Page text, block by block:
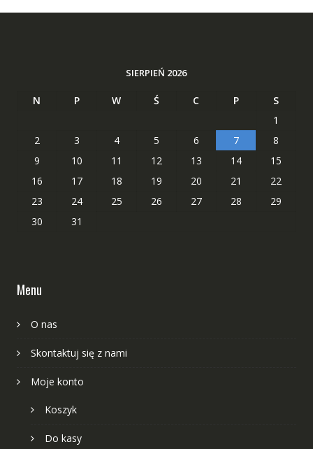
SIERPIEŃ 2026
N P W Ś C P
S
1
2
3 4 5 6 7
8
9
10 11 12 13 14
15
16
17 18 19 20 21
22
23
24 25 26 27 28
29
30
31
Menu
O nas
Skontaktuj się z nami
Moje konto
Koszyk
Do kasy